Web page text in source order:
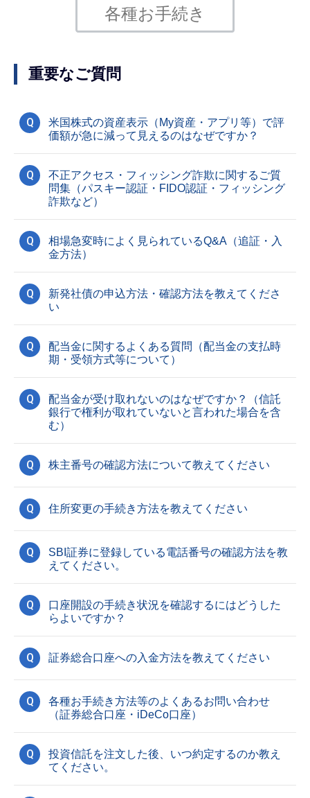
各種お手続き
重要なご質問
Q
米国株式の資産表示（My資産・アプリ等）で評
価額が急に減って見えるのはなぜですか？
Q
不正アクセス・フィッシング詐欺に関するご質
問集（パスキー認証・FIDO認証・フィッシング
詐欺など）
Q
相場急変時によく見られているQ&A（追証・入
金方法）
Q
新発社債の申込方法・確認方法を教えてくださ
い
Q
配当金に関するよくある質問（配当金の支払時
期・受領方式等について）
Q
配当金が受け取れないのはなぜですか？（信託
銀行で権利が取れていないと言われた場合を含
む）
Q 株主番号の確認方法について教えてください
Q 住所変更の手続き方法を教えてください
Q
SBI証券に登録している電話番号の確認方法を教
えてください。
Q
口座開設の手続き状況を確認するにはどうした
らよいですか？
Q 証券総合口座への入金方法を教えてください
Q
各種お手続き方法等のよくあるお問い合わせ
（証券総合口座・iDeCo口座）
Q
投資信託を注文した後、いつ約定するのか教え
てください。